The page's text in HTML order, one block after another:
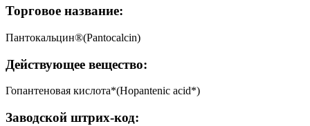
Торговое название:
Пантокальцин®(Pantocalcin)
Действующее вещество:
Гопантеновая кислота*(Hopantenic acid*)
Заводской штрих-код: